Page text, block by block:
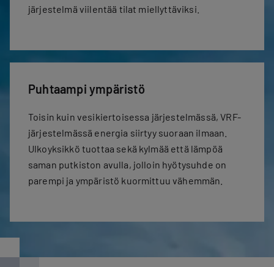
järjestelmä viilentää tilat miellyttäviksi.
Puhtaampi ympäristö
Toisin kuin vesikiertoisessa järjestelmässä, VRF-
järjestelmässä energia siirtyy suoraan ilmaan.
Ulkoyksikkö tuottaa sekä kylmää että lämpöä
saman putkiston avulla, jolloin hyötysuhde on
parempi ja ympäristö kuormittuu vähemmän.